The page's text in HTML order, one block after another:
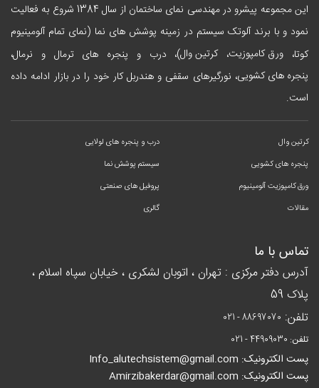
این مجموعه پیشرو در مهندسی نمای ساختمان از سال 1384 شروع به فعالیت
نمود و با برند آلوتک سیستم در زمینه پوشش های نما (نمای تمام آلومینیوم
کوتا، ورق کامپوزیت،کرتین وال)، درب و پنجره های ترمال و نرمال،
پنجره های کشویی، نورگیرهای سقفی و هندربل کار خود را در بازار ادامه داده
است.
کرتین وال
درب و پنجره های لولایی
پنجره های کشویی
سیستم پوشش نما
ورق کامپوزیت آلومینیوم
پروفیل های صنعتی
مقالات
گالری
تماس با ما
آدرس دفتر مرکزی : تهران ، اتوبان لشکری ، خیابان سپاه اسلام ،
پلاک 59
تلفن: 021 - 88697070
تلفن: 021 - 44909030
پست الکترونیک: Info_alutechsistem@gmail.com
پست الکترونیک: Amirzibakerdar@gmail.com